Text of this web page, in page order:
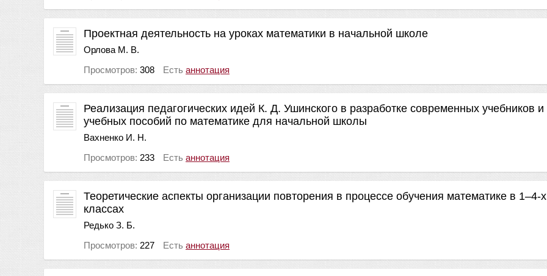
Проектная деятельность на уроках математики в начальной школе
Орлова М. В.
Просмотров: 308 Есть аннотация
Реализация педагогических идей К. Д. Ушинского в разработке современных учебников и
учебных пособий по математике для начальной школы
Вахненко И. Н.
Просмотров: 233 Есть аннотация
Теоретические аспекты организации повторения в процессе обучения математике в 1–4-х
классах
Редько З. Б.
Просмотров: 227 Есть аннотация